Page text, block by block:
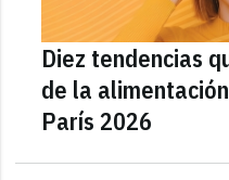
Diez tendencias
de la
París 2026